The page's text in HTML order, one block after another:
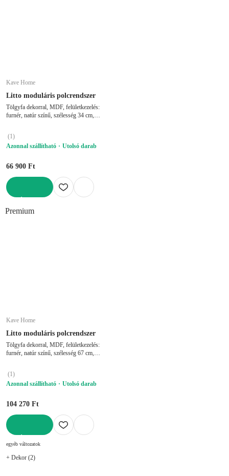
Kave Home
Litto moduláris polcrendszer
Tölgyfa dekorral, MDF, felületkezelés:
furnér, natúr színű, szélesség 34 cm,
(1)
Azonnal szállítható
Utolsó darab
66 900 Ft
Premium
Kave Home
Litto moduláris polcrendszer
Tölgyfa dekorral, MDF, felületkezelés:
furnér, natúr színű, szélesség 67 cm,
(1)
Azonnal szállítható
Utolsó darab
104 270 Ft
egyéb változatok
+ Dekor (2)